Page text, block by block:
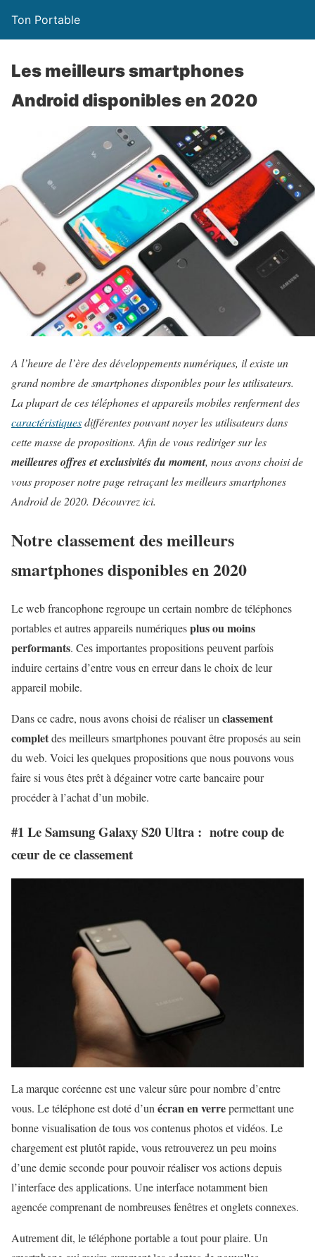
Ton Portable
Les meilleurs smartphones
Android disponibles en 2020
A l’heure de l’ère des développements numériques, il existe un
grand nombre de smartphones disponibles pour les utilisateurs.
La plupart de ces téléphones et appareils mobiles renferment des
caractéristiquesdifférentes pouvant noyer les utilisateurs dans
cette masse de propositions. Afin de vous rediriger sur les
meilleures offres et exclusivités du moment, nous avons choisi de
vous proposer notre page retraçant les meilleurs smartphones
Android de 2020. Découvrez ici.
Notre classement des meilleurs
smartphones disponibles en 2020
Le web francophone regroupe un certain nombre de téléphones
portables et autres appareils numériquesplus ou moins
performants. Ces importantes propositions peuvent parfois
induire certains d’entre vous en erreur dans le choix de leur
appareil mobile.
Dans ce cadre, nous avons choisi de réaliser un classement
completdes meilleurs smartphones pouvant être proposés au sein
du web. Voici les quelques propositions que nous pouvons vous
faire si vous êtes prêt à dégainer votre carte bancaire pour
procéder à l’achat d’un mobile.
#1 Le Samsung Galaxy S20 Ultra : notre coup de
cœur de ce classement
La marque coréenne est une valeur sûre pour nombre d’entre
vous. Le téléphone est doté d’unécran en verrepermettant une
bonne visualisation de tous vos contenus photos et vidéos. Le
chargement est plutôt rapide, vous retrouverez un peu moins
d’une demie seconde pour pouvoir réaliser vos actions depuis
l’interface des applications. Une interface notamment bien
agencée comprenant de nombreuses fenêtres et onglets connexes.
Autrement dit, le téléphone portable a tout pour plaire. Un